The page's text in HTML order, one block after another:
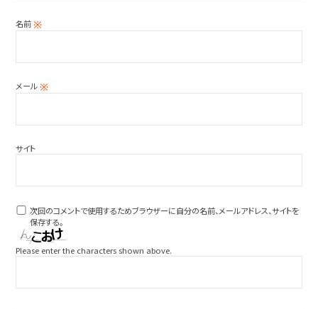
名前※
メール※
サイト
次回のコメントで使用するためブラウザーに自分の名前、メールアドレス、サイトを
保存する。
Please enter the characters shown above.